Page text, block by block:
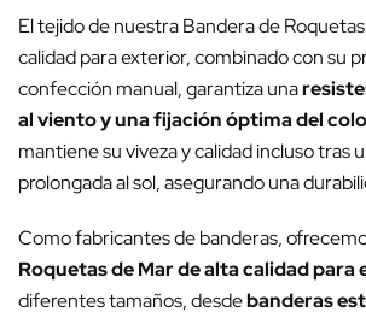
El tejido de nuestra Bandera de
calidad para exterior, combinado con su
confección manual, garantiza una
al viento y una fijación óptima del
mantiene su viveza y calidad incluso tras
prolongada al sol, asegurando una
Como fabricantes de banderas,
Roquetas de Mar de alta calidad para
diferentes tamaños, desdebanderas